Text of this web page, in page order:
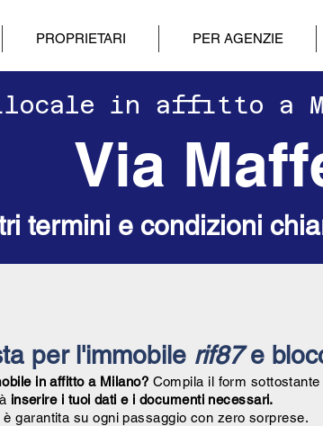
PROPRIETARI PER AGENZIE
in affitto a
Via
termini e condizioni
per l'immobile rif87e
in affitto a Milano? Compila il form
inserire i tuoi dati e i documenti necessari.
garantita su ogni passaggio con zero sorprese.